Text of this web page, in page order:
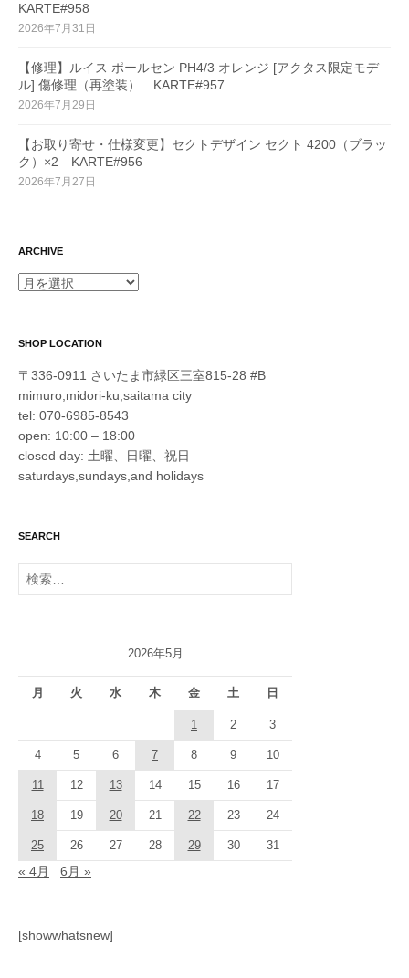
KARTE#958
2026年7月31日
【修理】ルイス ポールセン PH4/3 オレンジ [アクタス限定モデ
ル] 傷修理（再塗装） KARTE#957
2026年7月29日
【お取り寄せ・仕様変更】セクトデザイン セクト 4200（ブラッ
ク）×2 KARTE#956
2026年7月27日
ARCHIVE
ARCHIVE
SHOP LOCATION
〒336-0911 さいたま市緑区三室815-28 #B
mimuro,midori-ku,saitama city
tel: 070-6985-8543
open: 10:00 – 18:00
closed day: 土曜、日曜、祝日
saturdays,sundays,and holidays
SEARCH
検
索:
2026年5月
月 火 水 木 金 土 日
1 2 3
4 5 6 7 8 9 10
11 12 13 14 15 16 17
18 19 20 21 22 23 24
25 26 27 28 29 30 31
« 4月 6月 »
[showwhatsnew]